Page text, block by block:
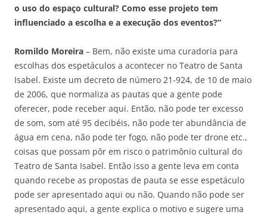
o uso do espaço cultural? Como esse projeto tem
influenciado a escolha e a execução dos eventos?”
Romildo Moreira – Bem, não existe uma curadoria para
escolhas dos espetáculos a acontecer no Teatro de Santa
Isabel. Existe um decreto de número 21-924, de 10 de maio
de 2006, que normaliza as pautas que a gente pode
oferecer, pode receber aqui. Então, não pode ter excesso
de som, som até 95 decibéis, não pode ter abundância de
água em cena, não pode ter fogo, não pode ter drone etc.,
coisas que possam pôr em risco o patrimônio cultural do
Teatro de Santa Isabel. Então isso a gente leva em conta
quando recebe as propostas de pauta se esse espetáculo
pode ser apresentado aqui ou não. Quando não pode ser
apresentado aqui, a gente explica o motivo e sugere uma